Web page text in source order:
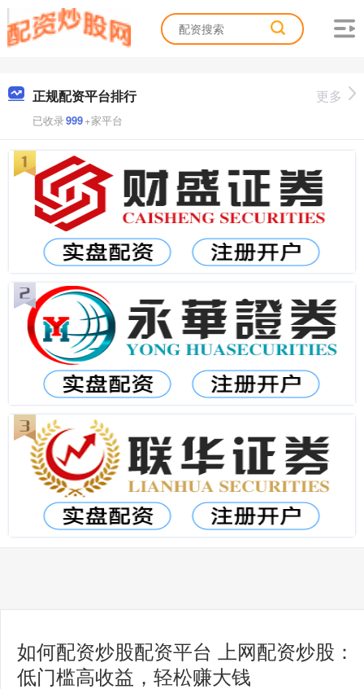
正规配资平台排行
已收录999+家平台
更多
如何配资炒股配资平台 上网配资炒股：
低门槛高收益，轻松赚大钱